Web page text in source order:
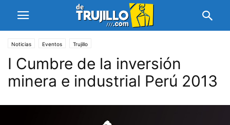
Noticias Eventos Trujillo
I Cumbre de la inversión
minera e industrial Perú 2013